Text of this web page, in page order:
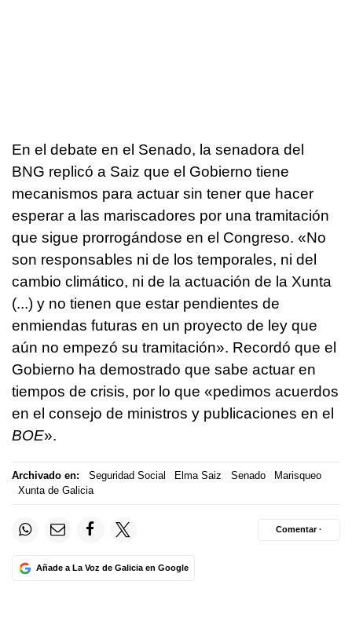
En el debate en el Senado, la senadora del
BNG replicó a Saiz que el Gobierno tiene
mecanismos para actuar sin tener que hacer
esperar a las mariscadores por una tramitación
que sigue prorrogándose en el Congreso. «No
son responsables ni de los temporales, ni del
cambio climático, ni de la actuación de la Xunta
(...) y no tienen que estar pendientes de
enmiendas futuras en un proyecto de ley que
aún no empezó su tramitación». Recordó que el
Gobierno ha demostrado que sabe actuar en
tiempos de crisis, por lo que «pedimos acuerdos
en el consejo de ministros y publicaciones en el
BOE».
Archivado en: Seguridad Social Elma Saiz Senado
Marisqueo
Xunta de Galicia
Añade a La Voz de Galicia en Google
Comentar ·